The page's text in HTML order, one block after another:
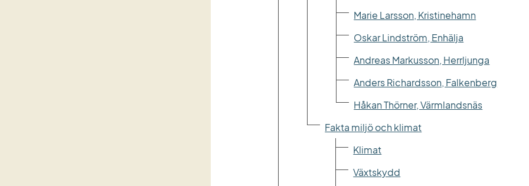
Marie Larsson, Kristinehamn
Oskar Lindström, Enhälja
Andreas Markusson, Herrljunga
Anders Richardsson, Falkenberg
Håkan Thörner, Värmlandsnäs
Fakta miljö och klimat
Klimat
Växtskydd